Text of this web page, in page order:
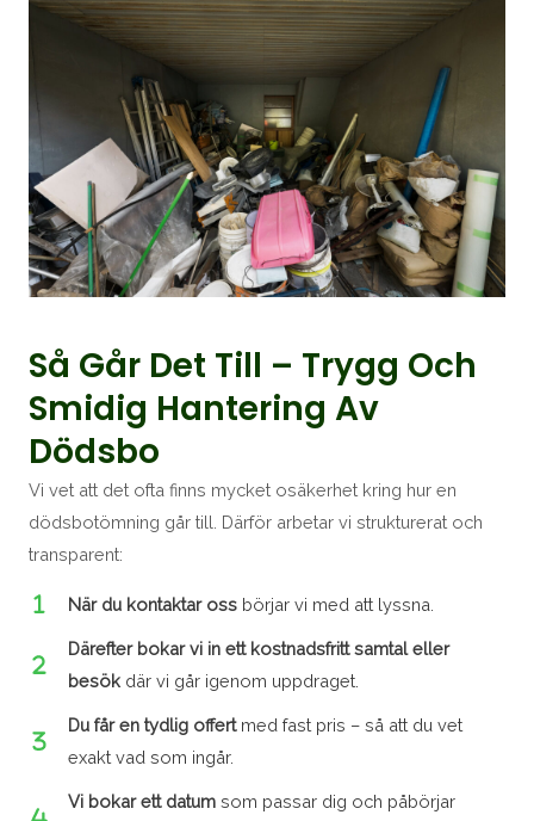
Så Går Det Till – Trygg Och
Smidig Hantering Av
Dödsbo
Vi vet att det ofta finns mycket osäkerhet kring hur en
dödsbotömning går till. Därför arbetar vi strukturerat och
transparent:
När du kontaktar oss börjar vi med att lyssna.
Därefter bokar vi in ett kostnadsfritt samtal eller
besök där vi går igenom uppdraget.
Du får en tydlig offertmed fast pris – så att du vet
exakt vad som ingår.
Vi bokar ett datum som passar dig och påbörjar